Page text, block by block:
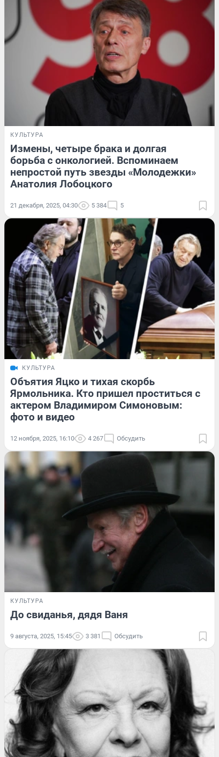
КУЛЬТУРА
Измены, четыре брака и долгая
борьба с онкологией. Вспоминаем
непростой путь звезды «Молодежки»
Анатолия Лобоцкого
21 декабря, 2025, 04:30 5 384 5
КУЛЬТУРА
Объятия Яцко и тихая скорбь
Ярмольника. Кто пришел проститься с
актером Владимиром Симоновым:
фото и видео
12 ноября, 2025, 16:10 4 267 Обсудить
КУЛЬТУРА
До свиданья, дядя Ваня
9 августа, 2025, 15:45 3 381 Обсудить